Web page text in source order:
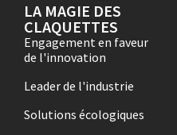
LA MAGIE DES
CLAQUETTES
Engagement en faveur
de l'innovation
Leader de l'industrie
Solutions écologiques